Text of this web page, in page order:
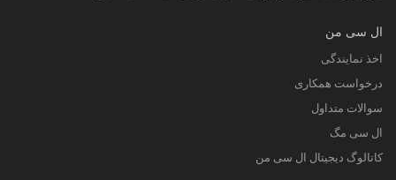
ال سی من
اخذ نمایندگی
درخواست همکاری
سوالات متداول
ال سی مگ
کاتالوگ دیجیتال ال سی من